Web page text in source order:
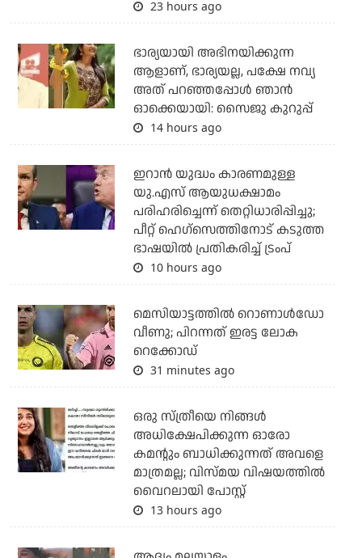
23 hours ago
ഭാര്യയായി അഭിനയിക്കുന്ന
ആളാണ്, ഭാര്യയല്ല, പക്ഷേ നവ്യ
അത് പറഞ്ഞപ്പോള്‍ ഞാന്‍
ഓക്കെയായി: സൈജു കുറുപ്പ്
14 hours ago
ഇറാന്‍ യുദ്ധം കാരണമുള്ള
യു.എസ് ആയുധക്ഷാമം
പരിഹരിച്ചെന്ന് തെറ്റിധാരിപ്പിച്ചു;
പീറ്റ് ഹെഗ്‌സെത്തിനോട് കടുത്ത
ഭാഷയില്‍ പ്രതികരിച്ച് ട്രംപ്
10 hours ago
മെസിയാട്ടത്തില്‍ റൊണാള്‍ഡോ
വീണു; പിറന്നത് ഇരട്ട ലോക
റെക്കോഡ്
31 minutes ago
ഒരു സ്ത്രീയെ നിങ്ങള്‍
അധിക്ഷേപിക്കുന്ന ഓരോ
കമന്റും ബാധിക്കുന്നത് അവളെ
മാത്രമല്ല; വിസ്മയ വിഷയത്തില്‍
വൈറലായി പോസ്റ്റ്
13 hours ago